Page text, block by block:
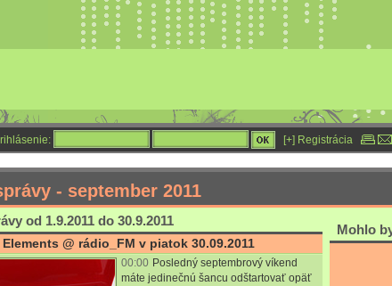
[+] Registrácia
- september 2011
od 1.9.2011 do 30.9.2011
Elements @ rádio_FM v piatok 30.09.2011
00:00 Posledný septembrový víkend
máte jedinečnú šancu odštartovať opäť
Mohlo